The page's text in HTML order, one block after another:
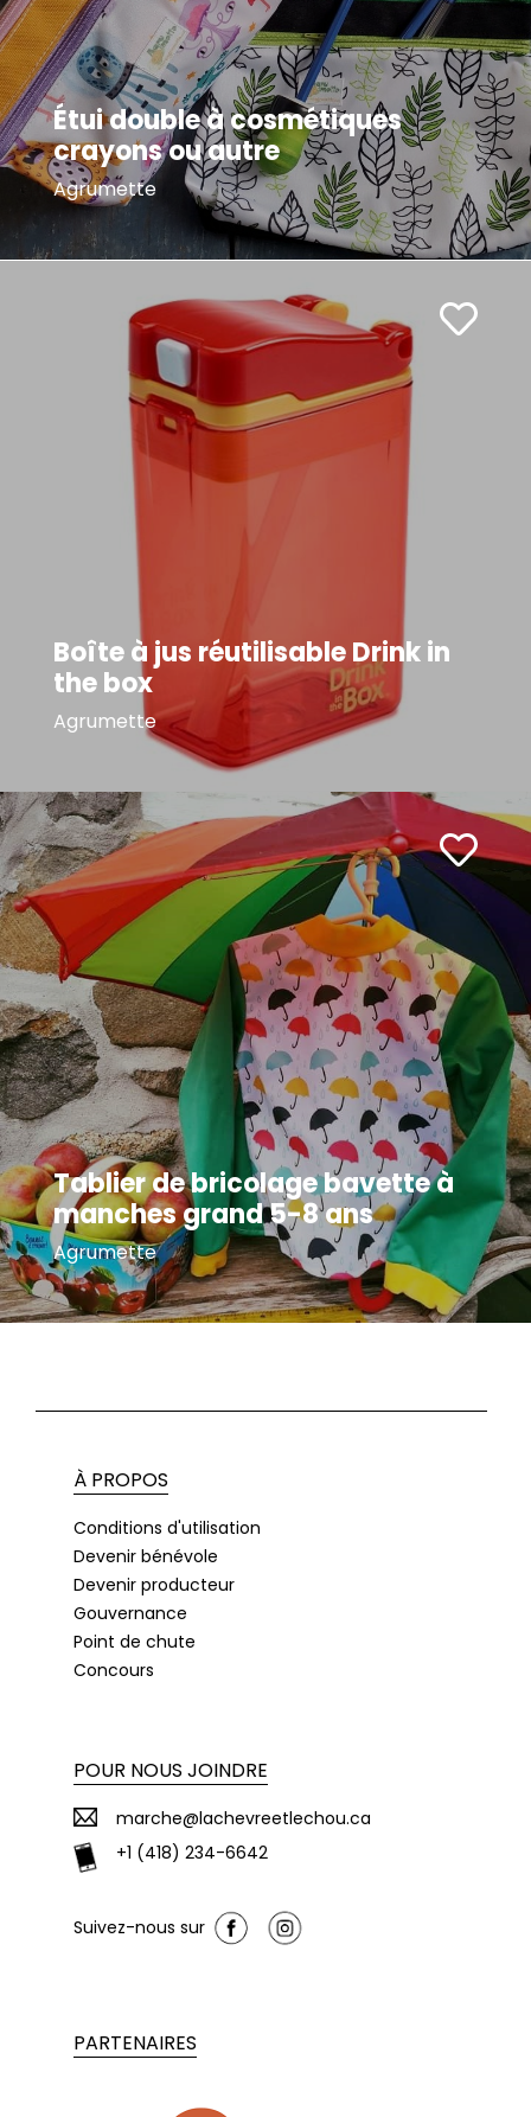
Étui double à cosmétiques
crayons ou autre
Agrumette
Boîte à jus réutilisable Drink in
the box
Agrumette
Tablier de bricolage bavette à
manches grand 5-8 ans
Agrumette
À PROPOS
Conditions d'utilisation
Devenir bénévole
Devenir producteur
Gouvernance
Point de chute
Concours
POUR NOUS JOINDRE
marche@lachevreetlechou.ca
+1 (418) 234-6642
Suivez-nous sur
PARTENAIRES